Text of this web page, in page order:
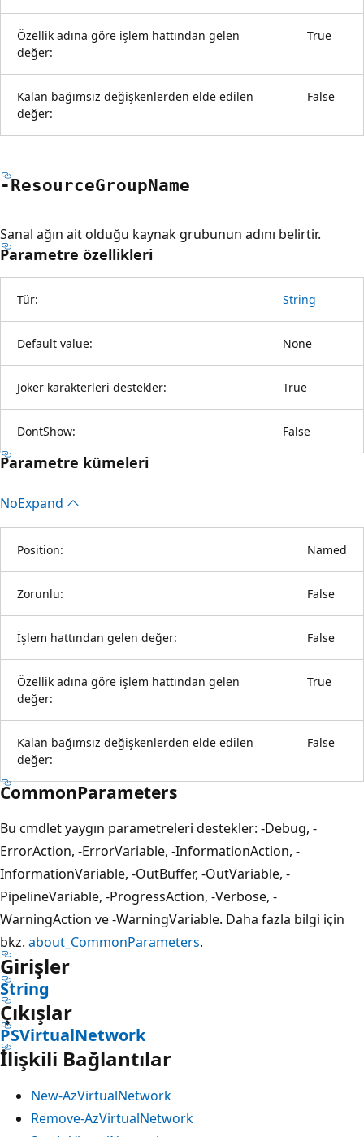
Özellik adına göre işlem hattından gelen
değer:
True
Kalan bağımsız değişkenlerden elde edilen
değer:
False
-ResourceGroupName
Sanal ağın ait olduğu kaynak grubunun adını belirtir.
Parametre özellikleri
Tür: String
Default value: None
Joker karakterleri destekler: True
DontShow: False
Parametre kümeleri
NoExpand
Position: Named
Zorunlu: False
İşlem hattından gelen değer: False
Özellik adına göre işlem hattından gelen
değer:
True
Kalan bağımsız değişkenlerden elde edilen
değer:
False
CommonParameters
Bu cmdlet yaygın parametreleri destekler: -Debug, -
ErrorAction, -ErrorVariable, -InformationAction, -
InformationVariable, -OutBuffer, -OutVariable, -
PipelineVariable, -ProgressAction, -Verbose, -
WarningAction ve -WarningVariable. Daha fazla bilgi için
bkz. about_CommonParameters.
Girişler
String
Çıkışlar
PSVirtualNetwork
İlişkili Bağlantılar
New-AzVirtualNetwork
Remove-AzVirtualNetwork